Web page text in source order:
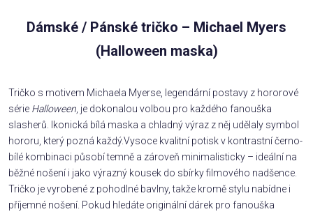
Dámské / Pánské tričko – Michael Myers
(Halloween maska)
Tričko s motivem Michaela Myerse, legendární postavy z hororové
série Halloween , je dokonalou volbou pro každého fanouška
slasherů. Ikonická bílá maska a chladný výraz z něj udělaly symbol
hororu, který pozná každý.Vysoce kvalitní potisk v kontrastní černo-
bílé kombinaci působí temně a zároveň minimalisticky – ideální na
běžné nošení i jako výrazný kousek do sbírky filmového nadšence.
Tričko je vyrobené z pohodlné bavlny, takže kromě stylu nabídne i
příjemné nošení. Pokud hledáte originální dárek pro fanouška